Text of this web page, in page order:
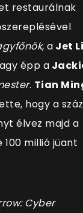
restaurálnak
, a Jet Li
épp a
. Tian
hogy a száz
élvez majd a
millió jüant
Cyber